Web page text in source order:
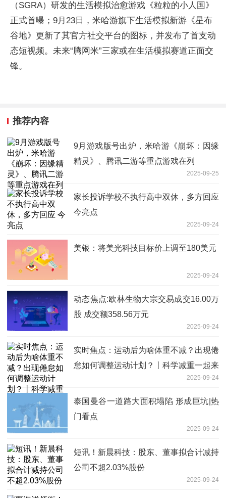
（SGRA）研发的生活模拟治愈游戏《粒粒的小人国》
正式首曝；9月23日，米哈游旗下生活模拟新游《星布
谷地》更新了其官方社交平台的图标，并发布了首支动
态短视频。未来“腾网米”三家或在生活模拟赛道正面交
锋。
推荐内容
9月游戏版号出炉，米哈游《崩坏：因缘
精灵》、腾讯二游等重点游戏在列
2025-09-25
家长投诉学校不执行高中双休，多方回应
今亮点
2025-09-24
美银：将美光科技目标价上调至180美元
2025-09-24
动态焦点:欧林生物大宗交易成交16.00万
股 成交额358.56万元
2025-09-24
实时焦点：运动后为啥体重不减？出现倦
怠如何调整运动计划？丨科学减重一起来
2025-09-24
泰国曼谷一道路大面积塌陷 形成巨坑|热
门看点
2025-09-24
短讯！新晨科技：股东、董事拟合计减持
公司不超2.03%股份
2025-09-24